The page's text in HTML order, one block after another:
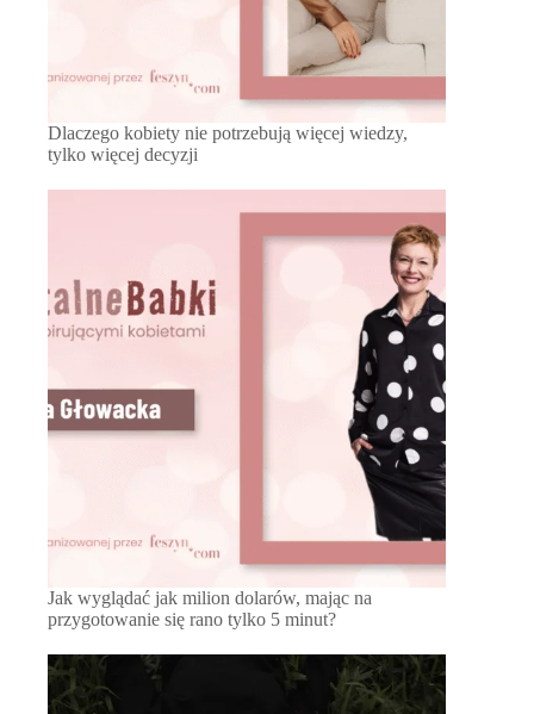
Dlaczego kobiety nie potrzebują więcej wiedzy,
tylko więcej decyzji
Jak wyglądać jak milion dolarów, mając na
przygotowanie się rano tylko 5 minut?